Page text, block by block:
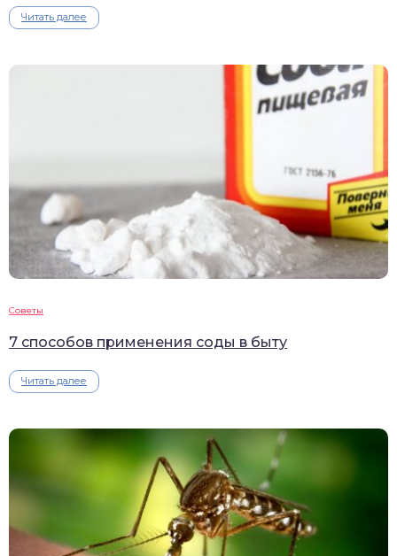
Читать далее
Советы
7 способов применения соды в быту
Читать далее